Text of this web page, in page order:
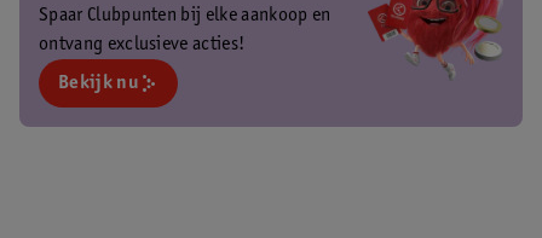
Spaar Clubpunten bij elke aankoop en
ontvang exclusieve acties!
Bekijk nu